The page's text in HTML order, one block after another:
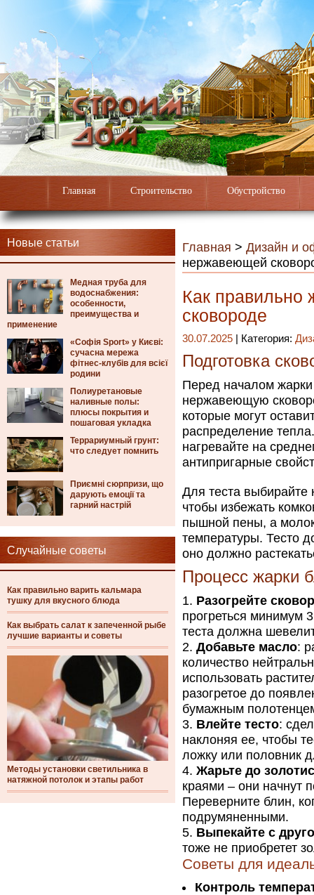
Главная Строительство Обустройство
Новые статьи
Медная труба для
водоснабжения:
особенности,
преимущества и
применение
«Софія Sport» у Києві:
сучасна мережа
фітнес-клубів для всієї
родини
Полиуретановые
наливные полы:
плюсы покрытия и
пошаговая укладка
Террариумный грунт:
что следует помнить
Приємні сюрпризи, що
дарують емоції та
гарний настрій
Случайные советы
Как правильно варить кальмара
тушку для вкусного блюда
Как выбрать салат к запеченной рыбе
лучшие варианты и советы
Методы установки светильника в
натяжной потолок и этапы работ
Главная > Дизайн и
нержавеющей
Как
сковороде
30.07.2025 | Категория:
Подготовка
Перед началом жарки
нержавеющую
которые могут
распределение
нагревайте на
антипригарные
Для теста выбирайте
чтобы избежать
пышной пены, а
температуры. Тесто
оно должно
Процесс жарки
Разогрейте
прогреться минимум
теста должна
Добавьте масло:
количество
использовать
разогретое до
бумажным
Влейте тесто:
наклоняя ее, чтобы
ложку или половник
Жарьте до
краями – они начнут
Переверните блин,
подрумяненными.
Выпекайте с
тоже не приобретет
Советы для
Контроль